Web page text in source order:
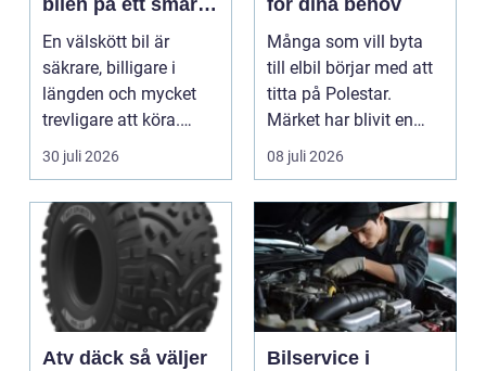
sätt
En välskött bil är
säkrare, billigare i
längden och mycket
trevligare att köra.
Trots det väntar mån...
30 juli 2026
Många som vill byta
till elbil börjar med att
titta på Polestar.
Märket har blivit en
symbol för mod...
08 juli 2026
Atv däck så väljer
Bilservice i